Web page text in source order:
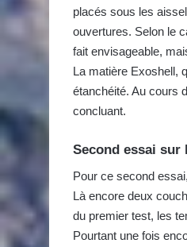
placés sous les
ouvertures. Selon le
fait envisageable,
La matière Exoshell,
étanchéité. Au cours
concluant.
Second essai sur
Pour ce second
Là encore deux
du premier test, les
Pourtant une fois